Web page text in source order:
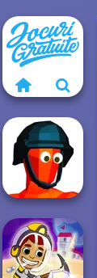
Funny Shooter